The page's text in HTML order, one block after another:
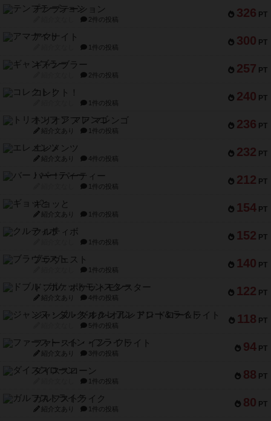
326 PT
テンプテーション
2件の投稿
300 PT
アマナイト
1件の投稿
257 PT
ギャンブラー
2件の投稿
240 PT
コレクト！
1件の投稿
236 PT
トリオンフ ア マレンゴ
紹介文あり 1件の投稿
232 PT
エレメンツ
紹介文あり 4件の投稿
212 PT
バー！パーティー
1件の投稿
154 PT
ギョッと
紹介文あり 1件の投稿
152 PT
クルティボ
1件の投稿
140 PT
ブラヴェスト
1件の投稿
122 PT
ドブル：ポケットモンスター
紹介文あり 4件の投稿
118 PT
ジャンヌ・ダルク-オルレアン ドロー＆ライト
5件の投稿
94 PT
ファースト・イン・フライト
紹介文あり 3件の投稿
88 PT
ダイススローン
1件の投稿
80 PT
ガルフストライク
紹介文あり 1件の投稿